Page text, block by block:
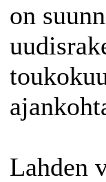
on
Lahden